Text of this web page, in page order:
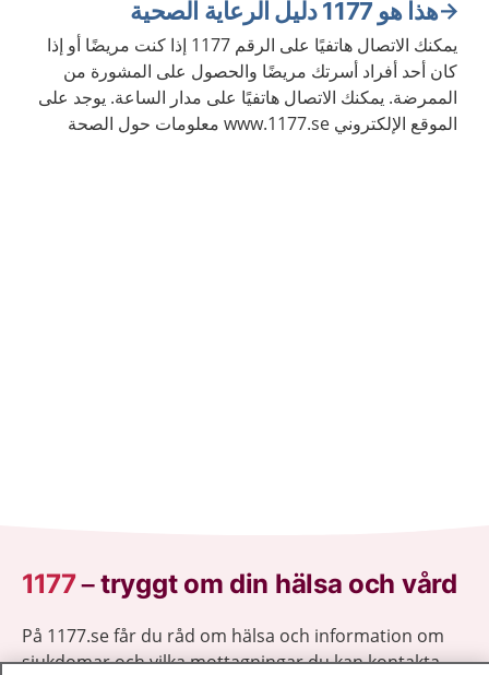
هذا هو 1177 دليل الرعاية الصحية
يمكنك الاتصال هاتفيًا على الرقم 1177 إذا كنت مريضًا أو إذا
كان أحد أفراد أسرتك مريضًا والحصول على المشورة من
الممرضة. يمكنك الاتصال هاتفيًا على مدار الساعة. يوجد على
الموقع الإلكتروني www.1177.se معلومات حول الصحة
1177–tryggt om din hälsa och vård
På 1177.se får du råd om hälsa och information om
sjukdomar och vilka mottagningar du kan kontakta.